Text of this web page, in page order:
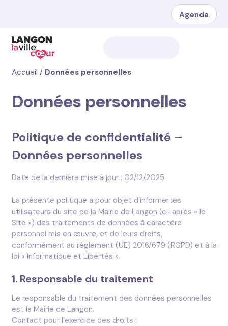
Agenda
Accueil / Données personnelles
Données personnelles
Politique de confidentialité –
Données personnelles
Date de la dernière mise à jour : 02/12/2025
La présente politique a pour objet d’informer les
utilisateurs du site de la Mairie de Langon (ci-après « le
Site ») des traitements de données à caractère
personnel mis en œuvre, et de leurs droits,
conformément au règlement (UE) 2016/679 (RGPD) et à la
loi « Informatique et Libertés ».
1. Responsable du traitement
Le responsable du traitement des données personnelles
est la Mairie de Langon.
Contact pour l’exercice des droits :